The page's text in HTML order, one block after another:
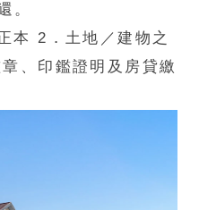
。
本 2．土地／建物之
、印鑑證明及房貸繳